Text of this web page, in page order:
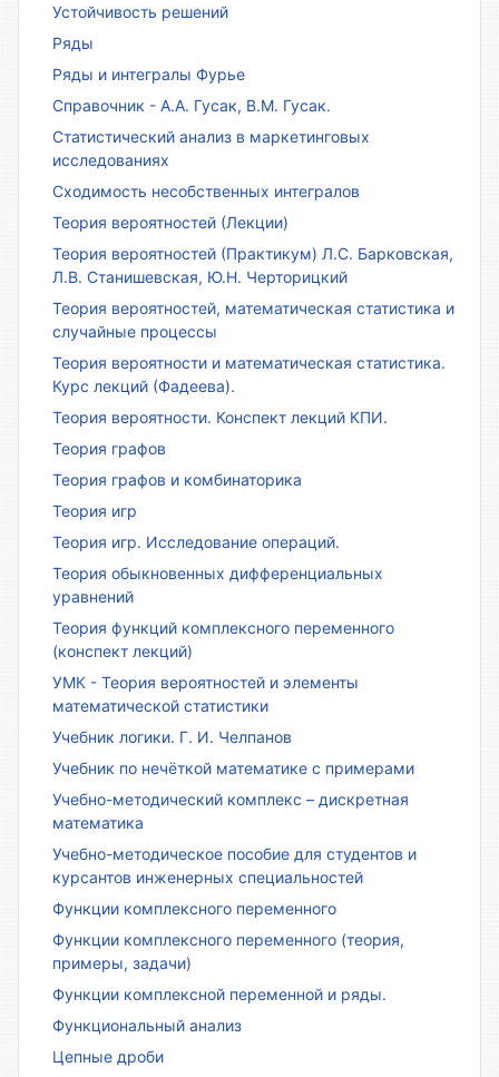
Устойчивость решений
Ряды
Ряды и интегралы Фурье
Справочник - А.А. Гусак, В.М. Гусак.
Статистический анализ в маркетинговых
исследованиях
Сходимость несобственных интегралов
Теория вероятностей (Лекции)
Теория вероятностей (Практикум) Л.С. Барковская,
Л.В. Станишевская, Ю.Н. Черторицкий
Теория вероятностей, математическая статистика и
случайные процессы
Теория вероятности и математическая статистика.
Курс лекций (Фадеева).
Теория вероятности. Конспект лекций КПИ.
Теория графов
Теория графов и комбинаторика
Теория игр
Теория игр. Исследование операций.
Теория обыкновенных дифференциальных
уравнений
Теория функций комплексного переменного
(конспект лекций)
УМК - Теория вероятностей и элементы
математической статистики
Учебник логики. Г. И. Челпанов
Учебник по нечёткой математике с примерами
Учебно-методический комплекс – дискретная
математика
Учебно-методическое пособие для студентов и
курсантов инженерных специальностей
Функции комплексного переменного
Функции комплексного переменного (теория,
примеры, задачи)
Функции комплексной переменной и ряды.
Функциональный анализ
Цепные дроби